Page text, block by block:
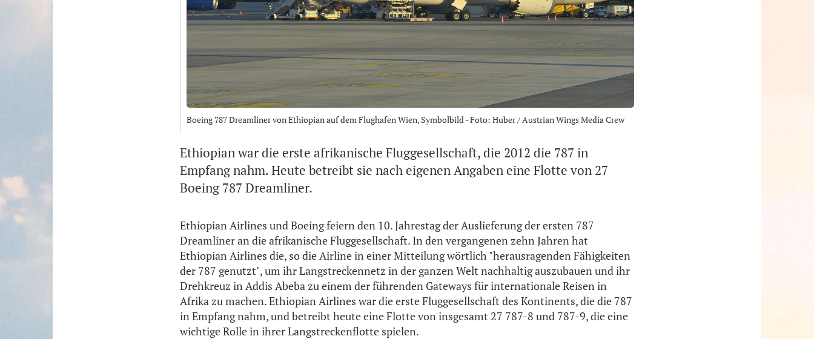
Boeing 787 Dreamliner von Ethiopian auf dem Flughafen Wien, Symbolbild - Foto: Huber / Austrian Wings Media Crew
Ethiopian war die erste afrikanische Fluggesellschaft, die 2012 die 787 in
Empfang nahm. Heute betreibt sie nach eigenen Angaben eine Flotte von 27
Boeing 787 Dreamliner.
Ethiopian Airlines und Boeing feiern den 10. Jahrestag der Auslieferung der ersten 787
Dreamliner an die afrikanische Fluggesellschaft. In den vergangenen zehn Jahren hat
Ethiopian Airlines die, so die Airline in einer Mitteilung wörtlich "herausragenden Fähigkeiten
der 787 genutzt", um ihr Langstreckennetz in der ganzen Welt nachhaltig auszubauen und ihr
Drehkreuz in Addis Abeba zu einem der führenden Gateways für internationale Reisen in
Afrika zu machen. Ethiopian Airlines war die erste Fluggesellschaft des Kontinents, die die 787
in Empfang nahm, und betreibt heute eine Flotte von insgesamt 27 787-8 und 787-9, die eine
wichtige Rolle in ihrer Langstreckenflotte spielen.